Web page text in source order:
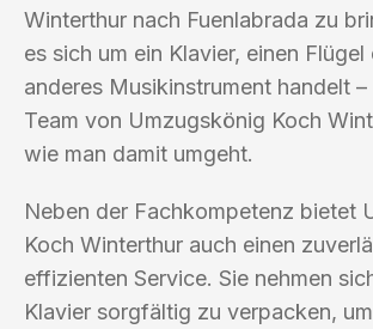
Winterthur nach Fuenlabrada zu
es sich um ein Klavier, einen Flügel
anderes Musikinstrument handelt
Team von Umzugskönig Koch
wie man damit umgeht.
Neben der Fachkompetenz bietet
Koch Winterthur auch einen
effizienten Service. Sie nehmen
Klavier sorgfältig zu verpacken,